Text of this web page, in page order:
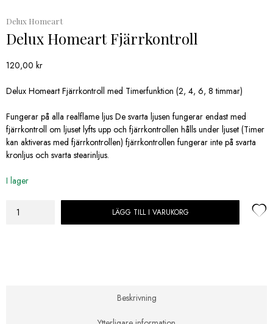
Delux Homeart
Delux Homeart Fjärrkontroll
120,00 kr
Delux Homeart Fjärrkontroll med Timerfunktion (2, 4, 6, 8 timmar)
Fungerar på alla realflame ljus De svarta ljusen fungerar endast med
fjärrkontroll om ljuset lyfts upp och fjärrkontrollen hålls under ljuset (Timer
kan aktiveras med fjärrkontrollen) fjärrkontrollen fungerar inte på svarta
kronljus och svarta stearinljus.
I lager
Delux
LÄGG TILL I VARUKORG
Beskrivning